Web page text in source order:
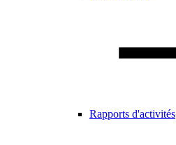
Rapports d'activités